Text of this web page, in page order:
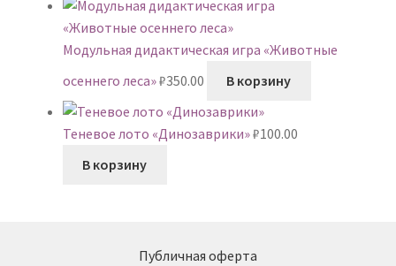
Модульная дидактическая игра «Животные
осеннего леса»₽350.00 В корзину
Теневое лото «Динозаврики»₽100.00
В корзину
Публичная оферта